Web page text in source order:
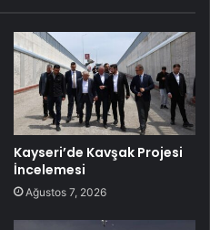
Kayseri’de Kavşak Projesi
İncelemesi
Ağustos 7, 2026